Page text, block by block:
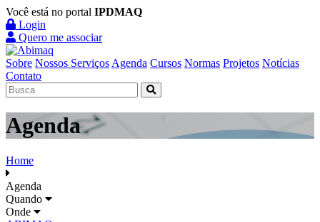
Você está no portal IPDMAQ
Login
Quero me associar
Sobre Nossos Serviços Agenda Cursos Normas Projetos Notícias
Contato
Agenda
Home
Agenda
Quando
Onde